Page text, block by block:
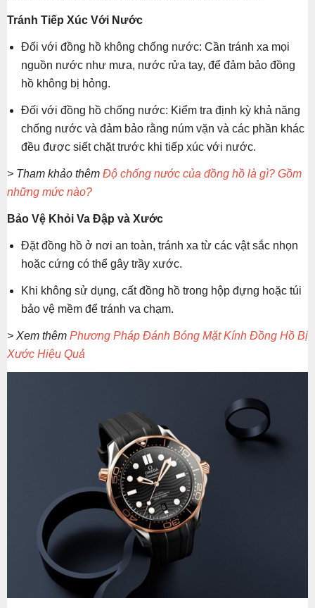
Tránh Tiếp Xúc Với Nước
Đối với đồng hồ không chống nước: Cần tránh xa mọi
nguồn nước như mưa, nước rửa tay, để đảm bảo đồng
hồ không bị hỏng.
Đối với đồng hồ chống nước: Kiểm tra định kỳ khả năng
chống nước và đảm bảo rằng núm vặn và các phần khác
đều được siết chặt trước khi tiếp xúc với nước.
> Tham khảo thêm Độ chống nước của đồng hồ là gì? Gồm
những mức nào?
Bảo Vệ Khỏi Va Đập và Xước
Đặt đồng hồ ở nơi an toàn, tránh xa từ các vật sắc nhọn
hoặc cứng có thể gây trầy xước.
Khi không sử dụng, cất đồng hồ trong hộp đựng hoặc túi
bảo vệ mềm để tránh va chạm.
> Xem thêm Phương Pháp Đánh Bóng Mặt Kính Đồng Hồ Bị
Xước Hiệu Quả